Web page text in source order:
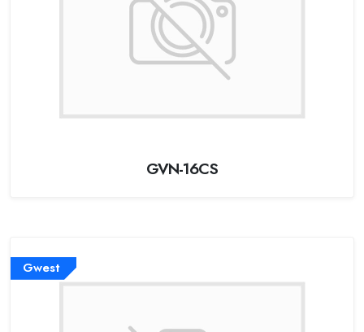
GVN-16CS
Gwest